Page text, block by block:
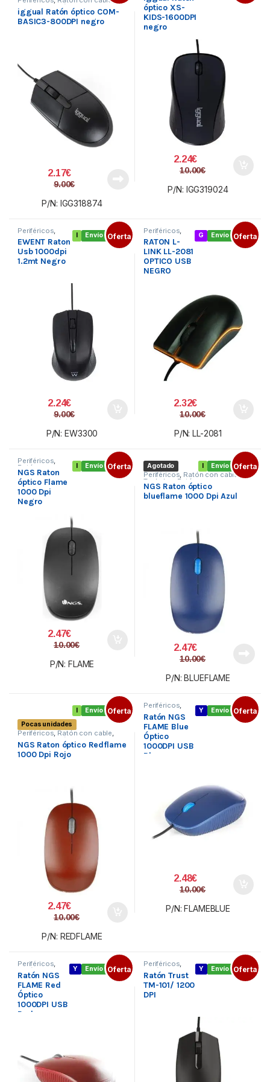
Teclado y Ratón
iggual Ratón óptico COM-
BASIC3-800DPI negro
2.17€
9.00€
P/N: IGG318874
Ratón
óptico XS-
KIDS-1600DPI
negro
2.24€
10.00€
P/N: IGG319024
Envío gratis
Oferta
Periféricos
Ratón con
cable,Teclado y
Ratón
EWENT Raton
Usb 1000dpi
1.2mt Negro
2.24€
9.00€
P/N: EW3300
Envío gratis
G Oferta
Periféricos
Ratón con
cable,Teclado
y Ratón
RATON L-
LINK LL-2081
OPTICO USB
NEGRO
2.32€
10.00€
P/N: LL-2081
Envío gratis
Oferta
Periféricos,
Ratón con
cable ,Teclado y
Ratón
NGS Raton
óptico Flame
1000 Dpi
Negro
2.47€
10.00€
P/N: FLAME
Envío gratis
Agotado Oferta
Periféricos, Ratón con cable,
Teclado y Ratón
NGS Raton óptico
blueflame 1000 Dpi Azul
2.47€
10.00€
P/N: BLUEFLAME
Envío gratis
Oferta
Pocas unidades
Periféricos, Ratón con cable,
Teclado y Ratón
NGS Raton óptico Redflame
1000 Dpi Rojo
2.47€
10.00€
P/N: REDFLAME
Envío gratis
Y Oferta
Periféricos,
Ratón con
cable, Teclado
y Ratón
Ratón NGS
FLAME Blue
Óptico
1000DPI USB
Blue
2.48€
10.00€
P/N: FLAMEBLUE
Envío gratis
Y Oferta
Periféricos,
Ratón con
cable, Teclado
y Ratón
Ratón NGS
FLAME Red
Óptico
1000DPI USB
Red
Envío gratis
Y Oferta
Periféricos,
Ratón con
cable, Teclado
y Ratón
Ratón Trust
TM-101/ 1200
DPI